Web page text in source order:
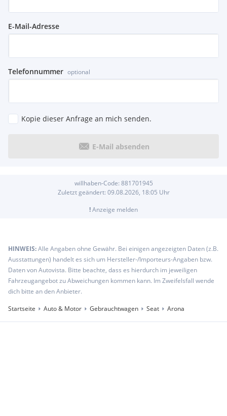
E-Mail-Adresse
Telefonnummer optional
Kopie dieser Anfrage an mich senden.
E-Mail absenden
willhaben-Code: 881701945
Zuletzt geändert: 09.08.2026, 18:05 Uhr
!Anzeige melden
HINWEIS:Alle Angaben ohne Gewähr. Bei einigen angezeigten Daten (z.B.
Ausstattungen) handelt es sich um Hersteller-/Importeurs-Angaben bzw.
Daten von Autovista. Bitte beachte, dass es hierdurch im jeweiligen
Fahrzeugangebot zu Abweichungen kommen kann. Im Zweifelsfall wende
dich bitte an den Anbieter.
Startseite
Auto & Motor Gebrauchtwagen Seat Arona